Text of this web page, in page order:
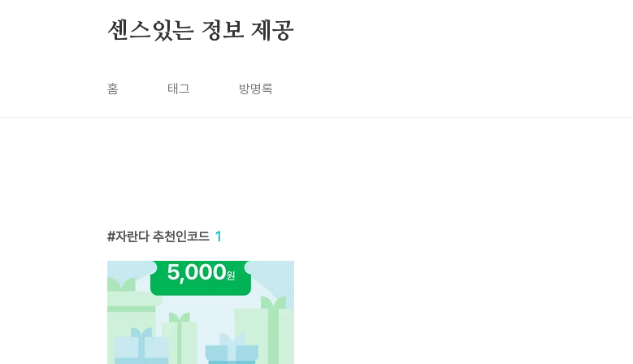
센스있는 정보 제공
홈 태그 방명록
자란다 추천인코드 1